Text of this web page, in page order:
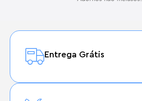
Entrega Grátis